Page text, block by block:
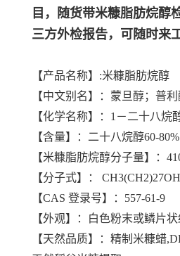
目，随货带米糠脂肪烷醇
三方外检报告，可随时来
【产品名称】:米糠脂肪烷醇
【中文别名】：蒙旦醇；普
【化学名称】：1－二十八烷
【含量】：二十八烷醇60-80%
【米糠脂肪烷醇分子量】：
【分子式】： CH3(CH2)27OH
【CAS 登录号】：557-61-9
【外观】：白色粉末或鳞片
【天然品质】：精制米糠蜡